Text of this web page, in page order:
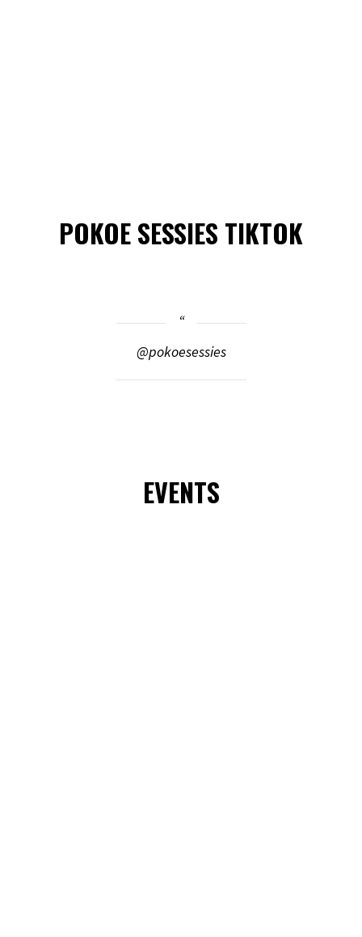
POKOE SESSIES TIKTOK
@pokoesessies
EVENTS